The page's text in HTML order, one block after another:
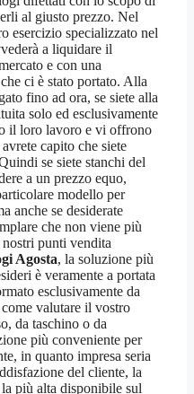
al giusto prezzo. Nel
esercizio specializzato nel
a liquidare il
e con una
ci è stato portato. Alla
fino ad ora, se siete alla
solo ed esclusivamente
il loro lavoro e vi offrono
capito che siete
se siete stanchi del
a un prezzo equo,
modello per
anche se desiderate
che non viene più
punti vendita
Agosta, la soluzione più
è veramente a portata
esclusivamente da
valutare il vostro
da taschino o da
più conveniente per
in quanto impresa seria
del cliente, la
più alta disponibile sul